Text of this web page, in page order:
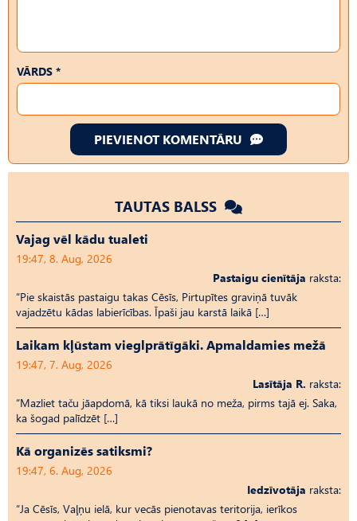
VĀRDS *
PIEVIENOT KOMENTĀRU
TAUTAS BALSS
Vajag vēl kādu tualeti
19:47, 8. Aug, 2026
Pastaigu cienītāja raksta:
“Pie skaistās pastaigu takas Cēsīs, Pirtupītes graviņā tuvāk
vajadzētu kādas labierīcības. Īpaši jau karstā laikā […]
Laikam kļūstam vieglprātīgāki. Apmaldamies mežā
19:47, 7. Aug, 2026
Lasītāja R. raksta:
“Mazliet taču jāapdomā, kā tiksi laukā no meža, pirms tajā ej. Saka,
ka šogad palīdzēt […]
Kā organizēs satiksmi?
19:47, 6. Aug, 2026
Iedzīvotāja raksta:
“Ja Cēsīs, Vaļņu ielā, kur vecās pienotavas teritorija, ierīkos